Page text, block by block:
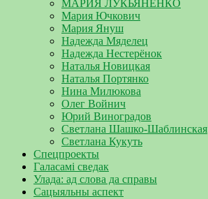
МАРИЯ ЛУКЬЯНЕНКО
Мария Ючкович
Мария Януш
Надежда Мяделец
Надежда Нестерёнок
Наталья Новицкая
Наталья Портянко
Нина Милюкова
Олег Войнич
Юрий Виноградов
Светлана Шашко-Шаблинская
Светлана Кукуть
Спецпроекты
Галасамі сведак
Улада: ад слова да справы
Сацыяльны аспект